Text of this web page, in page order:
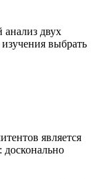
двух
выбрать
является
досконально